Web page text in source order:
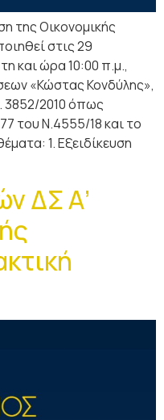
της Οικονομικής
στις 29
και ώρα 10:00 π.μ.,
«Κώστας Κονδύλης»,
3852/2010 όπως
του Ν.4555/18 και το
1. Εξειδίκευση
ΔΣ Α’